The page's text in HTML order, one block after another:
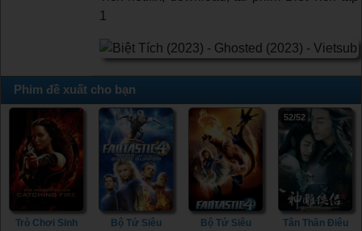
1
Phim đề xuất cho bạn
Trò Chơi Sinh
Bộ Tứ Siêu
Bộ Tứ Siêu
52/52
Tân Thần Điêu